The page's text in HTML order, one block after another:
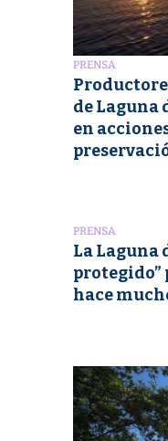
PRENSA
de Laguna
en
PRENSA
La Laguna
protegido”
hace